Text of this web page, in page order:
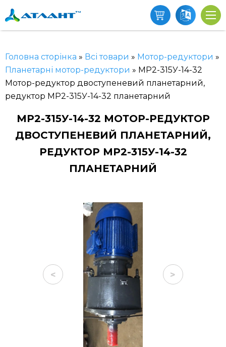
Головна сторінка » Всі товари » Мотор-редуктори »
Планетарні мотор-редуктори » МР2-315У-14-32
Мотор-редуктор двоступеневий планетарний,
редуктор МР2-315У-14-32 планетарний
МР2-315У-14-32 МОТОР-РЕДУКТОР
ДВОСТУПЕНЕВИЙ ПЛАНЕТАРНИЙ,
РЕДУКТОР МР2-315У-14-32
ПЛАНЕТАРНИЙ
< >